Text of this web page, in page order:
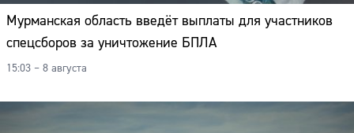
Мурманская область введёт выплаты для участников
спецсборов за уничтожение БПЛА
15:03 – 8 августа